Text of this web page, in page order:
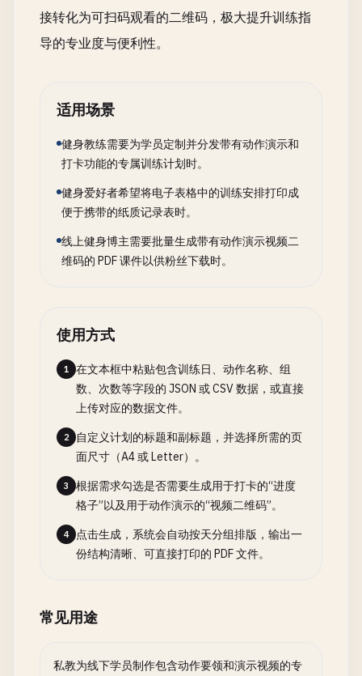
接转化为可扫码观看的二维码，极大提升训练指
导的专业度与便利性。
适用场景
健身教练需要为学员定制并分发带有动作演示和
打卡功能的专属训练计划时。
健身爱好者希望将电子表格中的训练安排打印成
便于携带的纸质记录表时。
线上健身博主需要批量生成带有动作演示视频二
维码的 PDF 课件以供粉丝下载时。
使用方式
1
在文本框中粘贴包含训练日、动作名称、组
数、次数等字段的 JSON 或 CSV 数据，或直接
上传对应的数据文件。
2
自定义计划的标题和副标题，并选择所需的页
面尺寸（A4 或 Letter）。
3
根据需求勾选是否需要生成用于打卡的“进度
格子”以及用于动作演示的“视频二维码”。
4
点击生成，系统会自动按天分组排版，输出一
份结构清晰、可直接打印的 PDF 文件。
常见用途
私教为线下学员制作包含动作要领和演示视频的专